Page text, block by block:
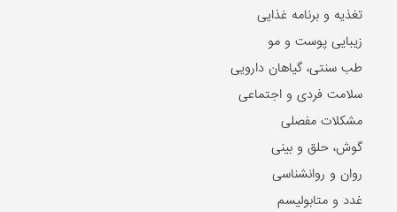
تغذیه و برنامه غذایی
زیبایی پوست و مو
طب سنتی، گیاهان دارویی
سلامت فردی و اجتماعی
مشکلات مفصلی
گوش، حلق و بینی
روان و روانشناسی
غدد و متابولیسم